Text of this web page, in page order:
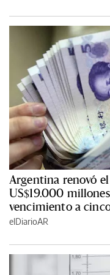
Argentina renovó
US$19.000
vencimiento a
elDiarioAR